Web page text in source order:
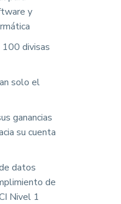
y
divisas
solo el
ganancias
su cuenta
datos
de
Nivel 1